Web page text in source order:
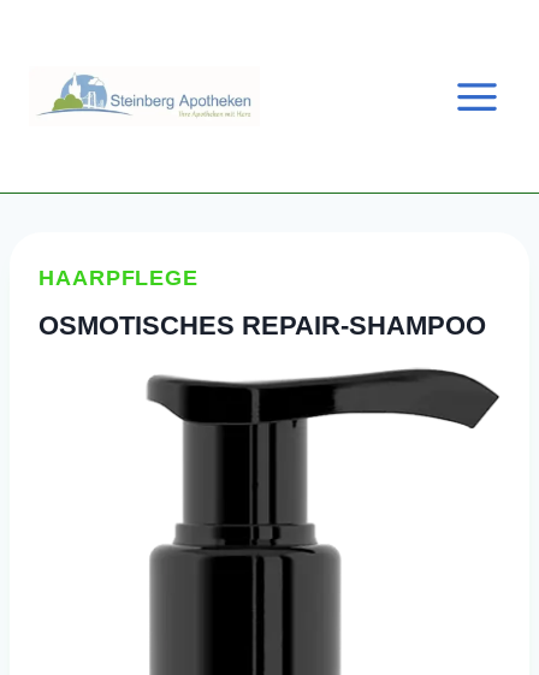
springen
HAARPFLEGE
OSMOTISCHES REPAIR-SHAMPOO